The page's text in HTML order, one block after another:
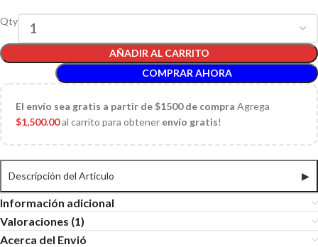
Qty
AÑADIR AL CARRITO
COMPRAR AHORA
El envío sea gratis a partir de $1500 de compra Agrega
$1,500.00al carrito para obtener envío gratis!
Descripción del Articulo ▶
Información adicional
Valoraciones (1)
Acerca del Envió